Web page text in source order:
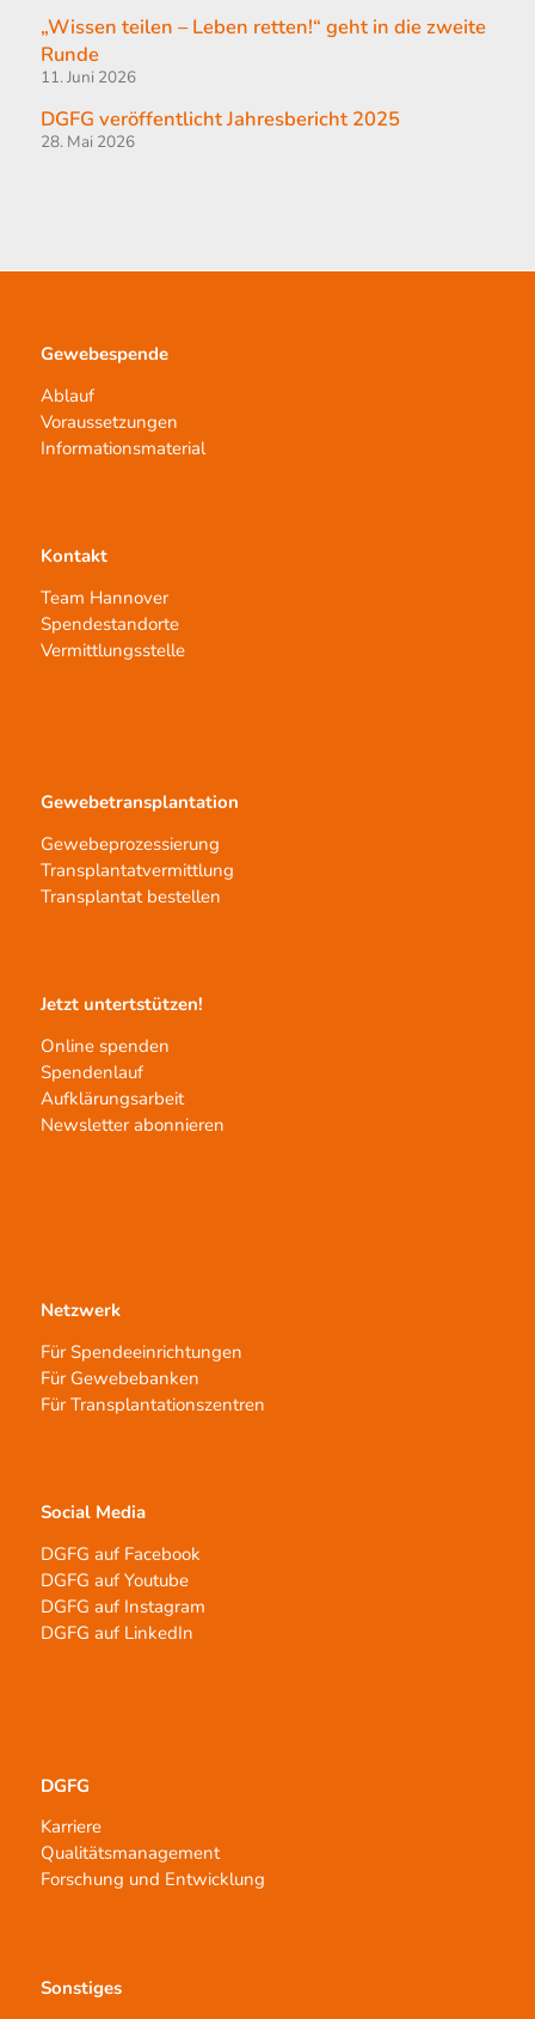
„Wissen teilen – Leben retten!​“ geht in die zweite
Runde
11. Juni 2026
DGFG veröffentlicht Jahresbericht 2025
28. Mai 2026
Gewebespende
Ablauf
Voraussetzungen
Informationsmaterial
Kontakt
Team Hannover
Spendestandorte
Vermittlungsstelle
Gewebetransplantation
Gewebeprozessierung
Transplantatvermittlung
Transplantat bestellen
Jetzt untertstützen!
Online spenden
Spendenlauf
Aufklärungsarbeit
Newsletter abonnieren
Netzwerk
Für Spendeeinrichtungen
Für Gewebebanken
Für Transplantationszentren
Social Media
DGFG auf Facebook
DGFG auf Youtube
DGFG auf Instagram
DGFG auf LinkedIn
DGFG
Karriere
Qualitätsmanagement
Forschung und Entwicklung
Sonstiges